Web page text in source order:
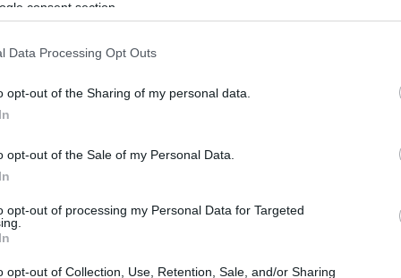
consent section.
Data Processing Opt Outs
opt-out of the Sharing of my personal data.
opt-out of the Sale of my Personal Data.
opt-out of processing my Personal Data for Targeted
opt-out of Collection, Use, Retention, Sale, and/or Sharing
bujáki népviseletet az ország leghíresebbjei
legszebb menyasszonyi ruhájának
ezek egy hatalmas fiókos szekrényben,
nagy becsben tartva. – Bujákon élő
tartanak – húsvéti locsolkodást,
a népviseletet. Bujákon szigorú a
milyen viselet, melyik szín dukál.
úr napján fehéret viselünk – részletezte.
is van bujáki viselete.
komplex engedélyek mellett például